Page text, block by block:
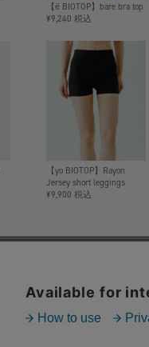
【ё BIOTOP】bare bra top
¥9,240 税込
【yo BIOTOP】Rayon
Jersey short leggings
¥9,900 税込